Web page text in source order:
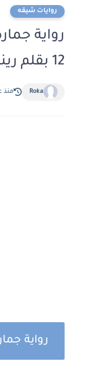
روايات شيقه
رواية
12 بقلم ريناد يوسف
Roka منذ
رواية